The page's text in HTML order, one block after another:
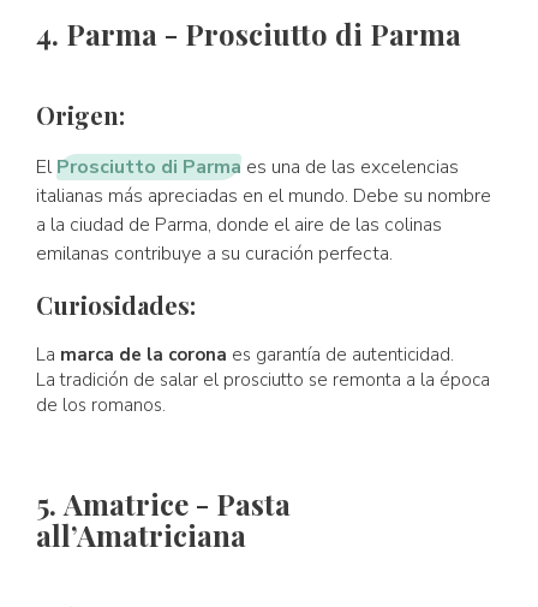
4. Parma - Prosciutto di Parma
Origen:
ElProsciutto di Parma es una de las excelencias
italianas más apreciadas en el mundo. Debe su nombre
a la ciudad de Parma, donde el aire de las colinas
emilanas contribuye a su curación perfecta.
Curiosidades:
La marca de la corona es garantía de autenticidad.
La tradición de salar el prosciutto se remonta a la época
de los romanos.
5. Amatrice - Pasta
all’Amatriciana